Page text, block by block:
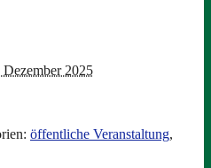
Dezember 2025
öffentliche Veranstaltung,